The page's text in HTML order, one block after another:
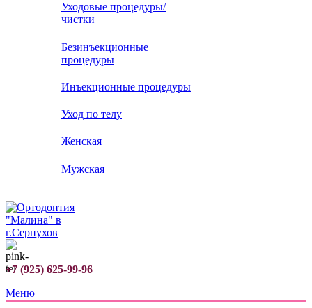
Уходовые процедуры/
чистки
Безинъекционные
процедуры
Инъекционные процедуры
Уход по телу
Женская
Мужская
+7 (925) 625-99-96
Меню